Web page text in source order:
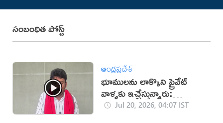
సంబంధిత పోస్ట్
ఆంధ్రప్రదేశ్
భూములను లాక్కొని ప్రైవేట్
వాళ్ళకు ఇచ్చేస్తున్నారు:
కారుమూరు (వీడియో)
Jul 20, 2026, 04:07 IST